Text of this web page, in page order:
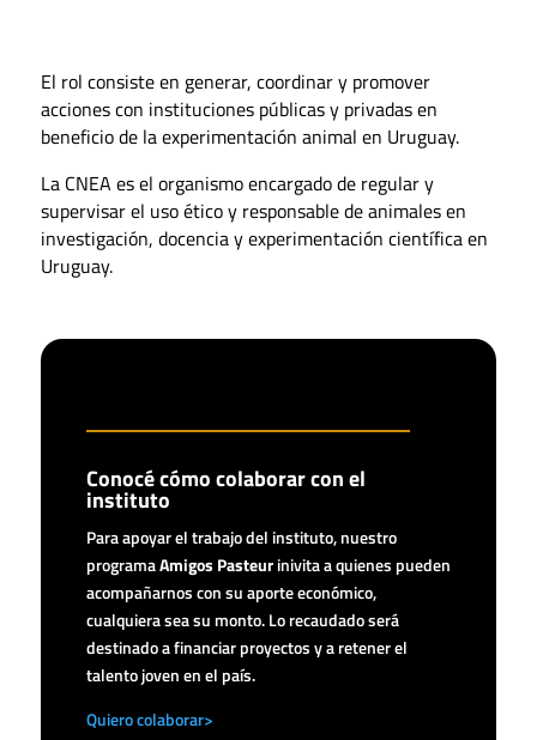
El rol consiste en generar, coordinar y promover
acciones con instituciones públicas y privadas en
beneficio de la experimentación animal en Uruguay.
La CNEA es el organismo encargado de regular y
supervisar el uso ético y responsable de animales en
investigación, docencia y experimentación científica en
Uruguay.
Conocé cómo colaborar con el
instituto
Para apoyar el trabajo del instituto, nuestro
programaAmigos Pasteur inivita a quienes pueden
acompañarnos con su aporte económico,
cualquiera sea su monto. Lo recaudado será
destinado a financiar proyectos y a retener el
talento joven en el país.
Quiero colaborar>